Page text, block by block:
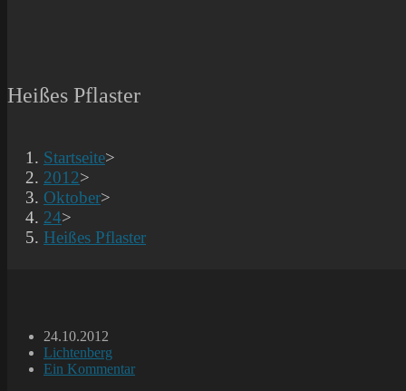
Heißes Pflaster
Startseite>
2012>
Oktober>
24>
Heißes Pflaster
Beitrag
veröffentlicht:
24.10.2012
Beitrags-
Kategorie:
Lichtenberg
Beitrags-
Ein Kommentar